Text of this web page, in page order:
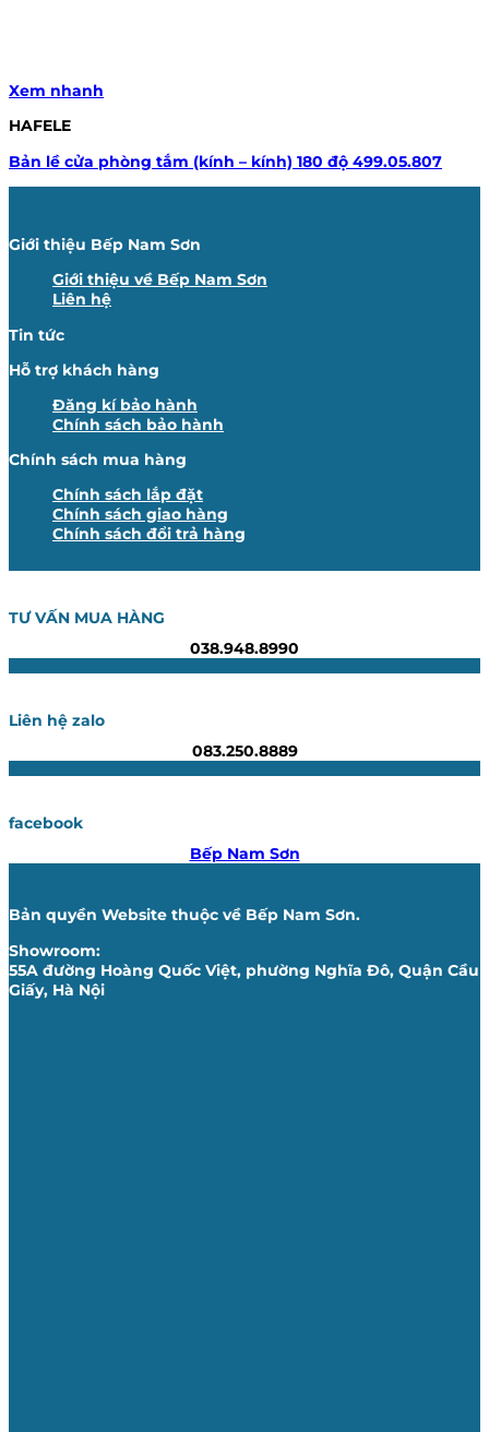
Xem nhanh
HAFELE
Bản lề cửa phòng tắm (kính – kính) 180 độ 499.05.807
Giới thiệu Bếp Nam Sơn
Giới thiệu về Bếp Nam Sơn
Liên hệ
Tin tức
Hỗ trợ khách hàng
Đăng kí bảo hành
Chính sách bảo hành
Chính sách mua hàng
Chính sách lắp đặt
Chính sách giao hàng
Chính sách đổi trả hàng
TƯ VẤN MUA HÀNG
038.948.8990
Liên hệ zalo
083.250.8889
facebook
Bếp Nam Sơn
Bản quyền Website thuộc về Bếp Nam Sơn.
Showroom:
55A đường Hoàng Quốc Việt, phường Nghĩa Đô, Quận Cầu
Giấy, Hà Nội